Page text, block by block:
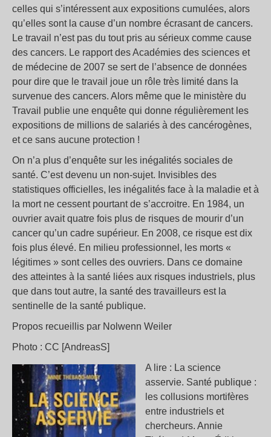
celles qui s’intéressent aux expositions cumulées, alors
qu’elles sont la cause d’un nombre écrasant de cancers.
Le travail n’est pas du tout pris au sérieux comme cause
des cancers. Le rapport des Académies des sciences et
de médecine de 2007 se sert de l’absence de données
pour dire que le travail joue un rôle très limité dans la
survenue des cancers. Alors même que le ministère du
Travail publie une enquête qui donne régulièrement les
expositions de millions de salariés à des cancérogènes,
et ce sans aucune protection !
On n’a plus d’enquête sur les inégalités sociales de
santé. C’est devenu un non-sujet. Invisibles des
statistiques officielles, les inégalités face à la maladie et à
la mort ne cessent pourtant de s’accroitre. En 1984, un
ouvrier avait quatre fois plus de risques de mourir d’un
cancer qu’un cadre supérieur. En 2008, ce risque est dix
fois plus élevé. En milieu professionnel, les morts «
légitimes » sont celles des ouvriers. Dans ce domaine
des atteintes à la santé liées aux risques industriels, plus
que dans tout autre, la santé des travailleurs est la
sentinelle de la santé publique.
Propos recueillis par Nolwenn Weiler
Photo : CC [AndreasS]
A lire : La science
asservie. Santé publique :
les collusions mortifères
entre industriels et
chercheurs. Annie